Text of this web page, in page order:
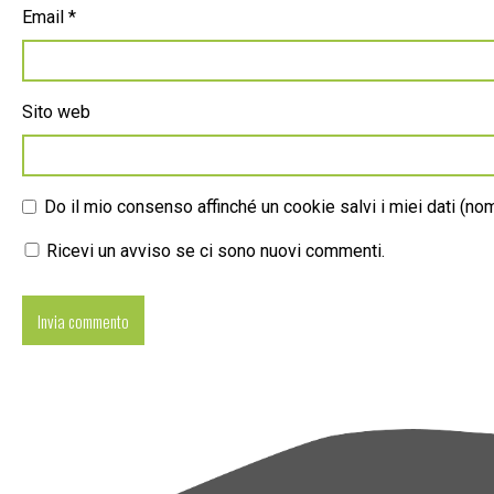
Email *
Sito web
Do il mio consenso affinché un cookie salvi i miei dati
Ricevi un avviso se ci sono nuovi commenti.